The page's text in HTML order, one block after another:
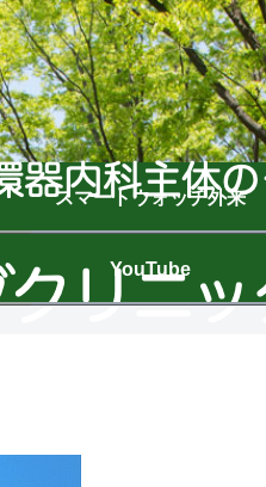
スマートウォッチ外来
YouTube